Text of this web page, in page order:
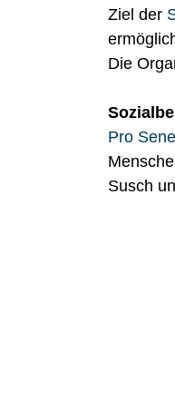
Ziel der
Die
Pro
Susch